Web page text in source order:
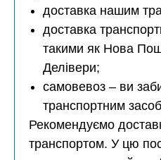
доставка нашим
доставка
такими як Нова
Делівери;
самовевоз – ви
транспортним
Рекомендуємо
транспортом. У цю